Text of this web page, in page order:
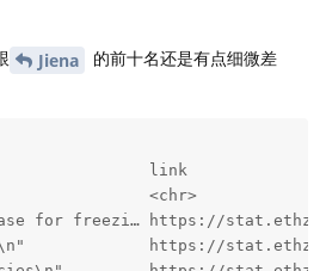
Jiena
的前十名还是有点细微差
link
<chr>
for freezi… https://
https://stat.ethz.ch/